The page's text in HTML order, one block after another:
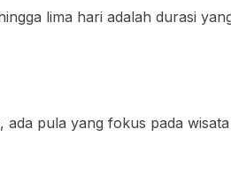
lima hari adalah durasi
ada pula yang fokus pada